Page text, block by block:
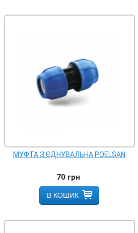
МУФТА З'ЄДНУВАЛЬНА POELSAN
70 грн
В КОШИК